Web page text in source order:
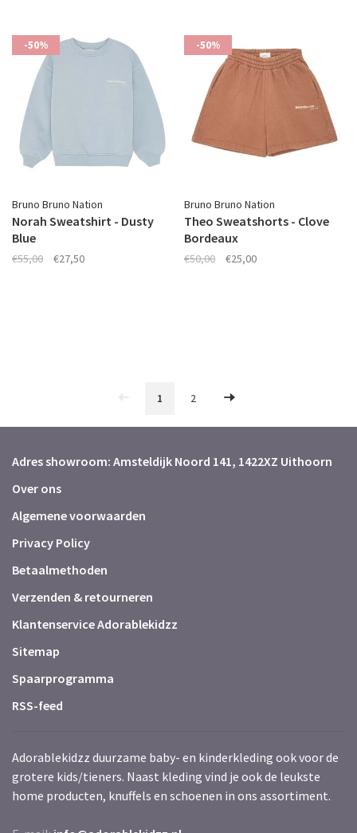
-50%
Bruno Bruno Nation
Norah Sweatshirt - Dusty
Blue
€55,00 €27,50
-50%
Bruno Bruno Nation
Theo Sweatshorts - Clove
Bordeaux
€50,00 €25,00
1 2
Adres showroom: Amsteldijk Noord 141, 1422XZ Uithoorn
Over ons
Algemene voorwaarden
Privacy Policy
Betaalmethoden
Verzenden & retourneren
Klantenservice Adorablekidzz
Sitemap
Spaarprogramma
RSS-feed
Adorablekidzz duurzame baby- en kinderkleding ook voor de
grotere kids/tieners. Naast kleding vind je ook de leukste
home producten, knuffels en schoenen in ons assortiment.